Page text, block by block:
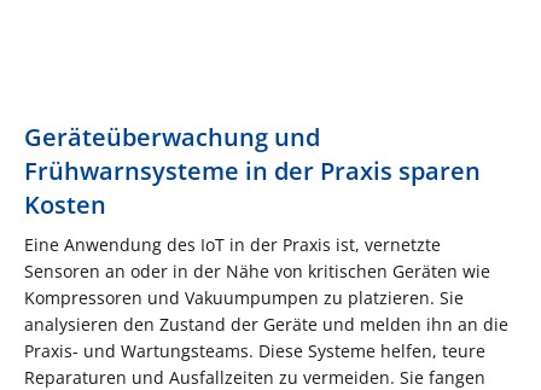
Geräteüberwachung und
Frühwarnsysteme in der Praxis sparen
Kosten
Eine Anwendung des IoT in der Praxis ist, vernetzte
Sensoren an oder in der Nähe von kritischen Geräten wie
Kompressoren und Vakuumpumpen zu platzieren. Sie
analysieren den Zustand der Geräte und melden ihn an die
Praxis- und Wartungsteams. Diese Systeme helfen, teure
Reparaturen und Ausfallzeiten zu vermeiden. Sie fangen